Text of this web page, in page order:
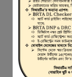
বিআরটিএ
স্বাগতম
বিআরটিএ সার্ভিস
(বিআরটিএ) এর